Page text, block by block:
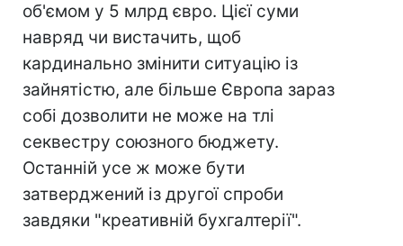
об'ємом у 5 млрд євро. Цієї суми
навряд чи вистачить, щоб
кардинально змінити ситуацію із
зайнятістю, але більше Європа зараз
собі дозволити не може на тлі
секвестру союзного бюджету.
Останній усе ж може бути
затверджений із другої спроби
завдяки "креативній бухгалтерії".